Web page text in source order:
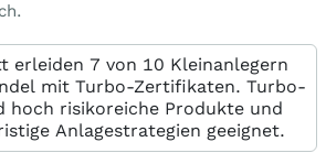
erleiden 7 von 10 Kleinanlegern
mit Turbo-Zertifikaten. Turbo-
hoch risikoreiche Produkte und
Anlagestrategien geeignet.